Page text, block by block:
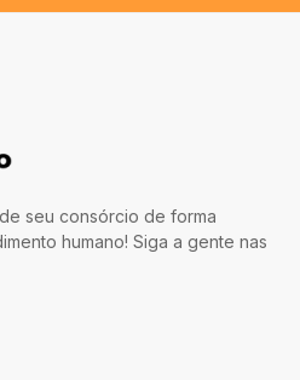
seu consórcio de forma
humano! Siga a gente nas